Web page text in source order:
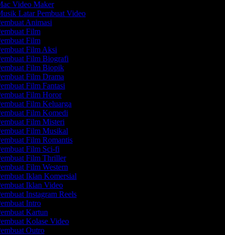
Video Maker
Latar Pembuat Video
Animasi
Film
Film
Film Aksi
Film Biografi
Film Biopik
Film Drama
Film Fantasi
Film Horor
Film Keluarga
Film Komedi
Film Misteri
Film Musikal
Film Romantis
Film Sci-fi
Film Thriller
Film Western
Iklan Komersial
Iklan Video
Instagram Reels
Intro
Kartun
Kolase Video
Outro